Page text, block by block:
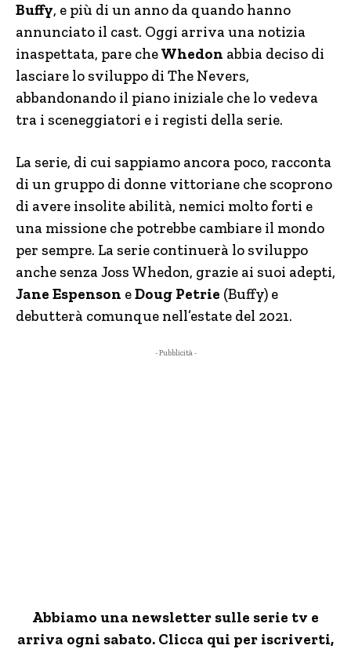
Buffy, e più di un anno da quando hanno
annunciato il cast. Oggi arriva una notizia
inaspettata, pare cheWhedon abbia deciso di
lasciare lo sviluppo di The Nevers,
abbandonando il piano iniziale che lo vedeva
tra i sceneggiatori e i registi della serie.
La serie, di cui sappiamo ancora poco, racconta
di un gruppo di donne vittoriane che scoprono
di avere insolite abilità, nemici molto forti e
una missione che potrebbe cambiare il mondo
per sempre. La serie continuerà lo sviluppo
anche senza Joss Whedon, grazie ai suoi adepti,
Jane Espenson eDoug Petrie (Buffy) e
debutterà comunque nell’estate del 2021.
- Pubblicità -
Abbiamo una newsletter sulle serie tv e
arriva ogni sabato. Clicca qui per iscriverti,